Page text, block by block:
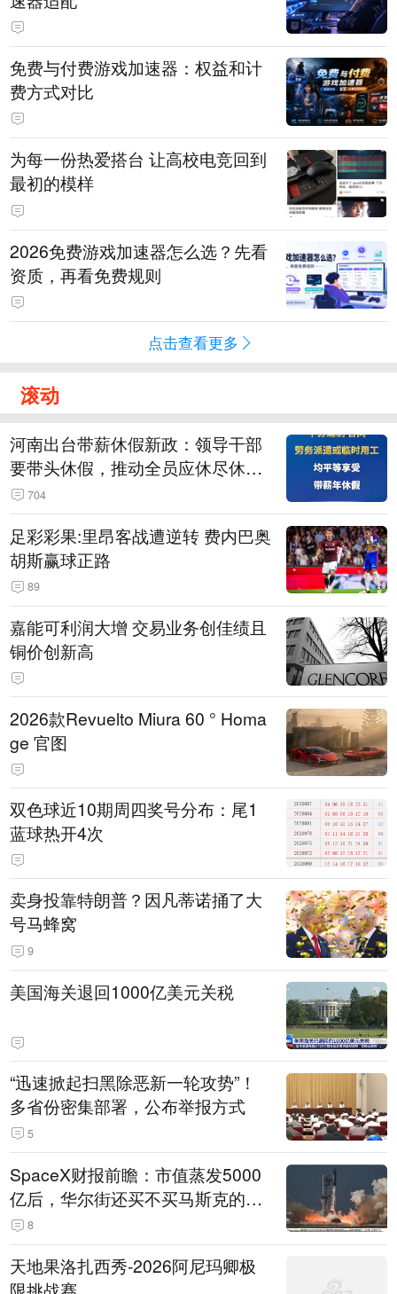
免费与付费游戏加速器：权益和计
费方式对比
为每一份热爱搭台 让高校电竞回到
最初的模样
2026免费游戏加速器怎么选？先看
资质，再看免费规则
点击查看更多
滚动
河南出台带薪休假新政：领导干部
要带头休假，推动全员应休尽休、
休满休足，对纸面休假、弄虚作假
的机关事业单位约谈通报、限期整
改
704
足彩彩果:里昂客战遭逆转 费内巴奥
胡斯赢球正路
89
嘉能可利润大增 交易业务创佳绩且
铜价创新高
2026款Revuelto Miura 60 ° Homa
ge 官图
双色球近10期周四奖号分布：尾1
蓝球热开4次
卖身投靠特朗普？因凡蒂诺捅了大
号马蜂窝
9
美国海关退回1000亿美元关税
“迅速掀起扫黑除恶新一轮攻势”！
多省份密集部署，公布举报方式
5
SpaceX财报前瞻：市值蒸发5000
亿后，华尔街还买不买马斯克的
账？
8
天地果洛扎西秀-2026阿尼玛卿极